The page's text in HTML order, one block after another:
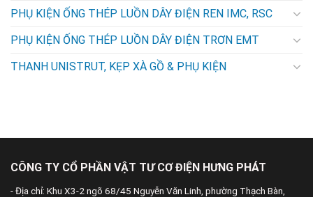
PHỤ KIỆN ỐNG THÉP LUỒN DÂY ĐIỆN REN IMC, RSC
PHỤ KIỆN ỐNG THÉP LUỒN DÂY ĐIỆN TRƠN EMT
THANH UNISTRUT, KẸP XÀ GỒ & PHỤ KIỆN
CÔNG TY CỔ PHẦN VẬT TƯ CƠ ĐIỆN HƯNG PHÁT
- Địa chỉ: Khu X3-2 ngõ 68/45 Nguyễn Văn Linh, phường Thạch Bàn,